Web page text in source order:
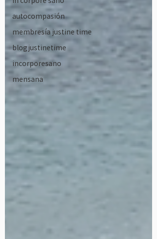
autocompasión
membresía justine time
blogjustinetime
incorporesano
mensana